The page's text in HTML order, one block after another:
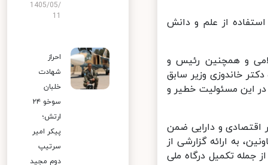
از علم و دانش
و همچنین رئیس و
خاندوزی وزیر سابق
این مسئولیت خطیر و
و دارایی ضمن
به ارائه گزارشی از
تکمیل درگاه ملی
1405/05/
احراز
شهادت
خلبان
سوخو ۲۴
ارتش؛
پیکر امیر
سرتیپ
دوم مجید